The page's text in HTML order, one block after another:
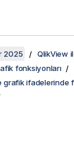
2025
QlikView
fonksiyonları
grafik ifadelerinde